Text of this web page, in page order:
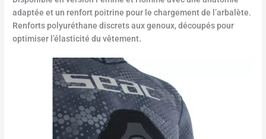
adaptée et un renfort poitrine pour le chargement de l’arbalète.
Renforts polyuréthane discrets aux genoux, découpés pour
optimiser l’élasticité du vêtement.